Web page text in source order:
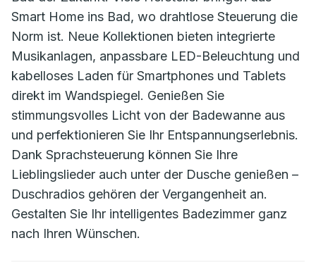
Smart Home ins Bad, wo drahtlose Steuerung die
Norm ist. Neue Kollektionen bieten integrierte
Musikanlagen, anpassbare LED-Beleuchtung und
kabelloses Laden für Smartphones und Tablets
direkt im Wandspiegel. Genießen Sie
stimmungsvolles Licht von der Badewanne aus
und perfektionieren Sie Ihr Entspannungserlebnis.
Dank Sprachsteuerung können Sie Ihre
Lieblingslieder auch unter der Dusche genießen –
Duschradios gehören der Vergangenheit an.
Gestalten Sie Ihr intelligentes Badezimmer ganz
nach Ihren Wünschen.